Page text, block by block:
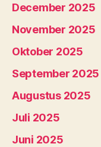
December 2025
November 2025
Oktober 2025
September 2025
Augustus 2025
Juli 2025
Juni 2025